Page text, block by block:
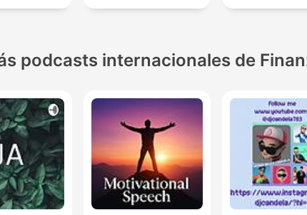
podcasts internacionales de